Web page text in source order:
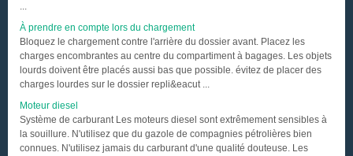
...
À prendre en compte lors du chargement
Bloquez le chargement contre l'arrière du dossier avant. Placez les
charges encombrantes au centre du compartiment à bagages. Les objets
lourds doivent être placés aussi bas que possible. évitez de placer des
charges lourdes sur le dossier repli&eacut ...
Moteur diesel
Système de carburant Les moteurs diesel sont extrêmement sensibles à
la souillure. N'utilisez que du gazole de compagnies pétrolières bien
connues. N'utilisez jamais du carburant d'une qualité douteuse. Les